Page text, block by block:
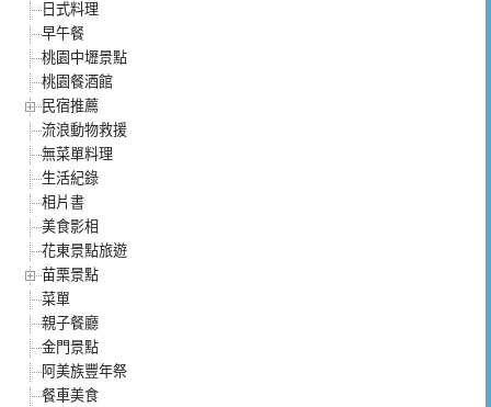
日式料理
早午餐
桃園中壢景點
桃園餐酒館
民宿推薦
流浪動物救援
無菜單料理
生活紀錄
相片書
美食影相
花東景點旅遊
苗栗景點
菜單
親子餐廳
金門景點
阿美族豐年祭
餐車美食